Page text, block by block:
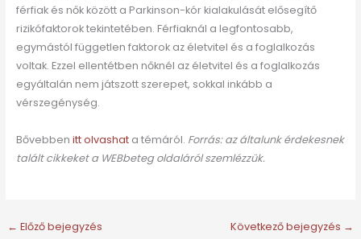
férfiak és nők között a Parkinson-kór kialakulását elősegítő
rizikófaktorok tekintetében. Férfiaknál a legfontosabb,
egymástól független faktorok az életvitel és a foglalkozás
voltak. Ezzel ellentétben nőknél az életvitel és a foglalkozás
egyáltalán nem játszott szerepet, sokkal inkább a
vérszegénység.
Bővebben itt olvashat a témáról. Forrás: az általunk érdekesnek
talált cikkeket a WEBbeteg oldaláról szemlézzük.
← Előző bejegyzés Következő bejegyzés →